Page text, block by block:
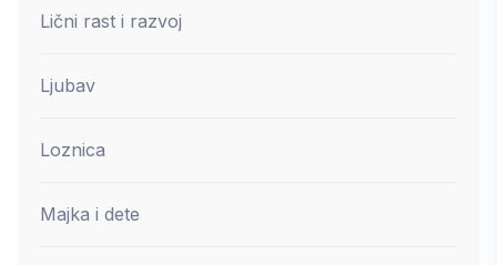
Lični rast i razvoj
Ljubav
Loznica
Majka i dete